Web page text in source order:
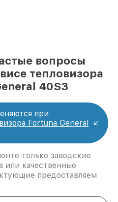
вопросы
тепловизора
40S3
при
Fortuna General
только заводские
качественные
предоставляем